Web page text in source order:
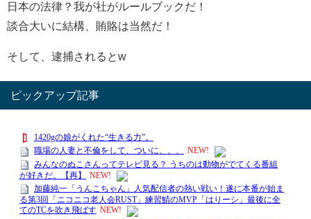
日本の法律？我が社がルールブックだ！
談合大いに結構、賄賂は当然だ！
そして、逮捕されるとw
ピックアップ記事